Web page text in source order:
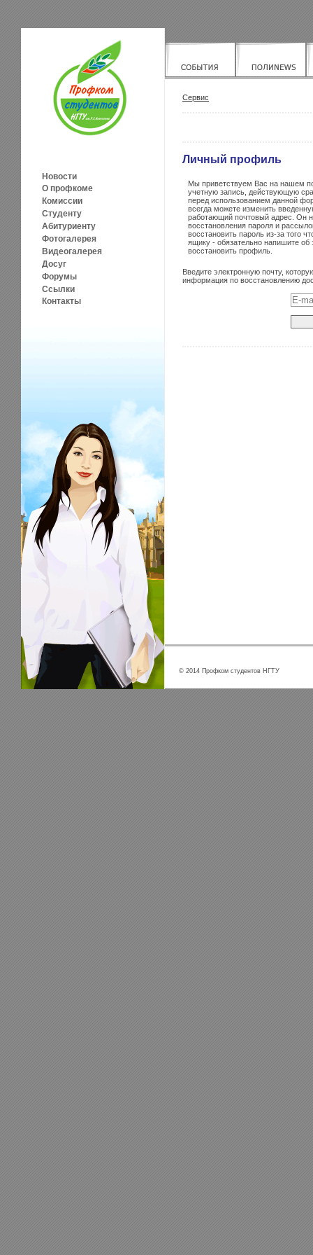
Новости
О профкоме
Комиссии
Студенту
Абитуриенту
Фотогалерея
Видеогалерея
Досуг
Форумы
Ссылки
Контакты
Сервис
Личный профиль
Мы приветствуем Вас на нашем
учетную запись, действующую
перед использованием данной
всегда можете изменить
работающий почтовый адрес. Он
восстановления пароля и
восстановить пароль из-за того
ящику - обязательно напишите
восстановить профиль.
Введите электронную почту,
информация по восстановлению
© 2014 Профком студентов НГТУ